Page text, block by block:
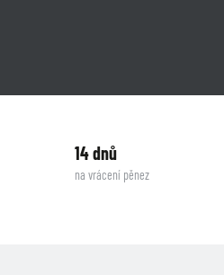
14 dnů
na vrácení pěnez